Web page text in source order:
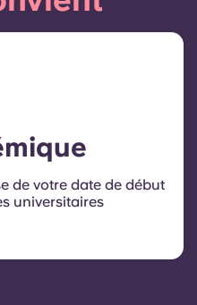
de votre date de début
universitaires